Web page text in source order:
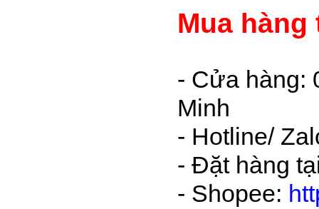
Mua
- Cửa hàng:
Minh
- Hotline/
- Đặt hàng
- Shopee: